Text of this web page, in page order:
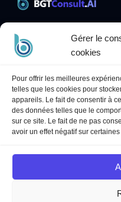
Gérer le
cookies
Pour offrir les meilleures
telles que les cookies pour
appareils. Le fait de consentir à
des données telles que le
sur ce site. Le fait de ne pas
avoir un effet négatif sur
contact@bgtconsult.ai
LÉGAL
Politique de confidentialité
Mentions légales
Politique des cookies
Services